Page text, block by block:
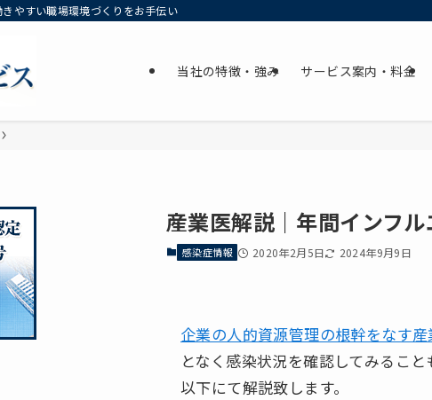
やすい職場環境づくりをお手伝い
当社の特徴・強み サービス案内・料金
産業医解説｜年間インフ
感染症情報 2020年2月5日 2024年9月9日
企業の人的資源管理の根幹をなす
となく感染状況を確認してみるこ
以下にて解説致します。